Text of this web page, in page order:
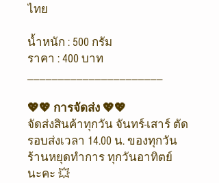
ไทย
น้ำหนัก : 500 กรัม
ราคา : 400 บาท
💖💖 การจัดส่ง 💖💖
จัดส่งสินค้าทุกวัน จันทร์-เสาร์ ตัด
รอบส่งเวลา 14.00 น. ของทุกวัน
ร้านหยุดทำการ ทุกวันอาทิตย์
นะคะ 💥